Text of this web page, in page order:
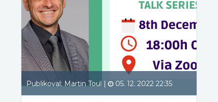
Publikoval: Martin Toul | 05. 12. 2022 22:35